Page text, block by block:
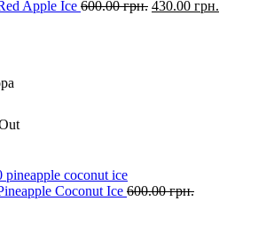
Apple Ice 600.00грн. 430.00 грн.
Coconut Ice 600.00грн.